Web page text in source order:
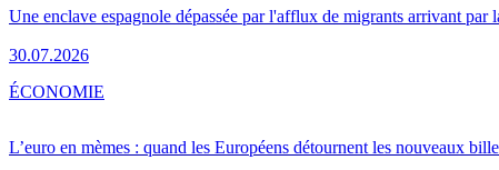
Une enclave espagnole dépassée par l'afflux de migrants arrivant par
30.07.2026
L’euro en mèmes : quand les Européens détournent les nouveaux
ÉCONOMIE